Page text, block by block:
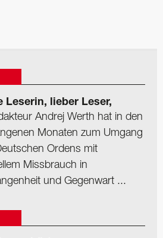
Leserin, lieber Leser,
Andrej Werth hat in den
Monaten zum Umgang
Ordens mit
Missbrauch in
und Gegenwart ...